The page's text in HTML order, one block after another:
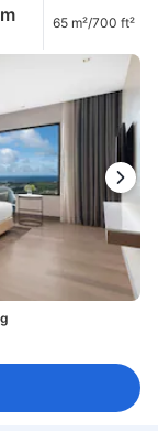
65 m²/700 ft²